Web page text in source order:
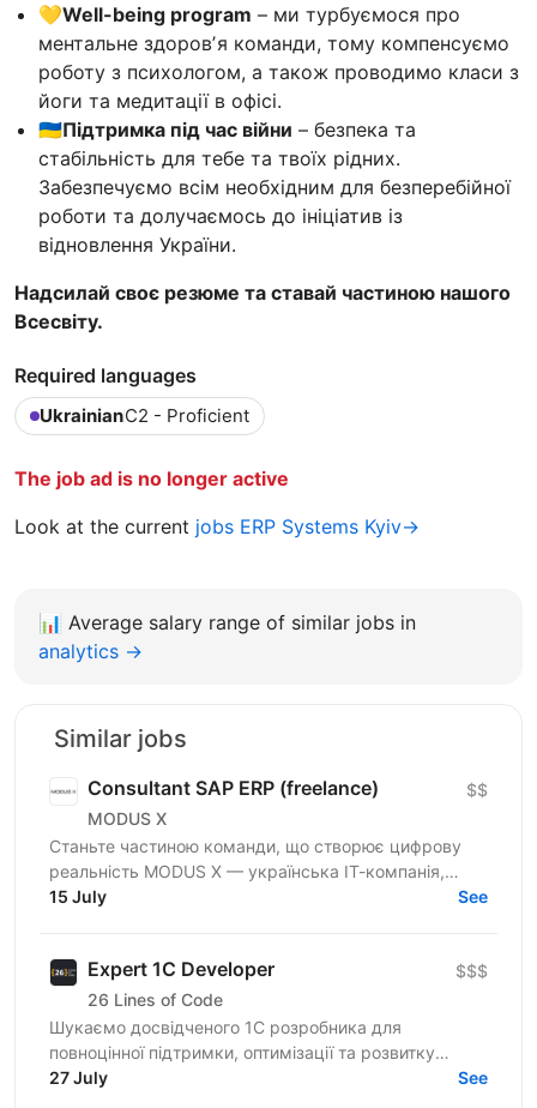
💛Well-being program – ми турбуємося про
ментальне здоровʼя команди, тому компенсуємо
роботу з психологом, а також проводимо класи з
йоги та медитації в офісі.
🇺🇦Підтримка під час війни – безпека та
стабільність для тебе та твоїх рідних.
Забезпечуємо всім необхідним для безперебійної
роботи та долучаємось до ініціатив із
відновлення України.
Надсилай своє резюме та ставай частиною нашого
Всесвіту.
Required languages
UkrainianC2 - Proficient
The job ad is no longer active
Look at the current jobs ERP Systems Kyiv→
📊 Average salary range of similar jobs in
analytics →
Similar jobs
Consultant SAP ERP (freelance)
MODUS X
$$
Станьте частиною команди, що створює цифрову
реальність MODUS X — українська ІТ-компанія,
команда 800+ досвідчених спеціалістів —
15 July See
Expert 1C Developer
26 Lines of Code
$$$
Шукаємо досвідченого 1С розробника для
повноцінної підтримки, оптимізації та розвитку
систем автоматизації бізнесу на стороні нашого
27 July See